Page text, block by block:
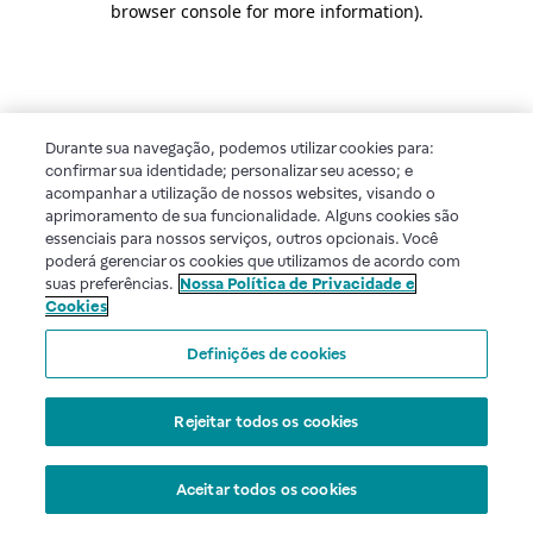
browser console for more information).
Durante sua navegação, podemos utilizar cookies para:
confirmar sua identidade; personalizar seu acesso; e
acompanhar a utilização de nossos websites, visando o
aprimoramento de sua funcionalidade. Alguns cookies são
essenciais para nossos serviços, outros opcionais. Você
poderá gerenciar os cookies que utilizamos de acordo com
suas preferências. Nossa Política de Privacidade e
Cookies
Definições de cookies
Rejeitar todos os cookies
Aceitar todos os cookies